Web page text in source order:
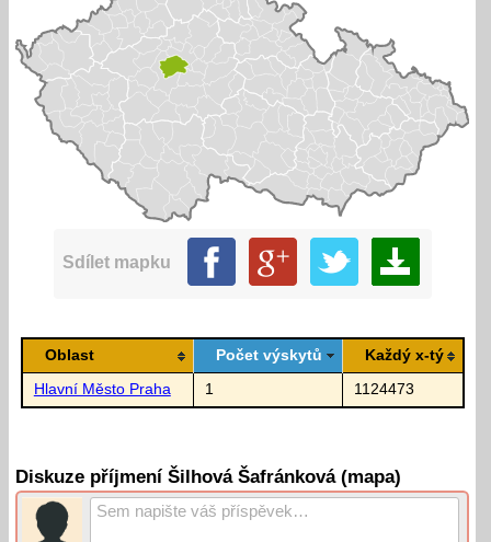
Sdílet mapku
Oblast Počet výskytů Každý x-tý
Hlavní Město Praha 1 1124473
Diskuze příjmení Šilhová Šafránková (mapa)